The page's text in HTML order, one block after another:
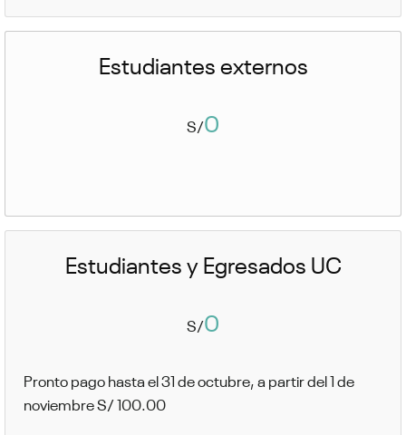
Estudiantes externos
S/0
Estudiantes y Egresados UC
S/0
Pronto pago hasta el 31 de octubre, a partir del 1 de
noviembre S/ 100.00